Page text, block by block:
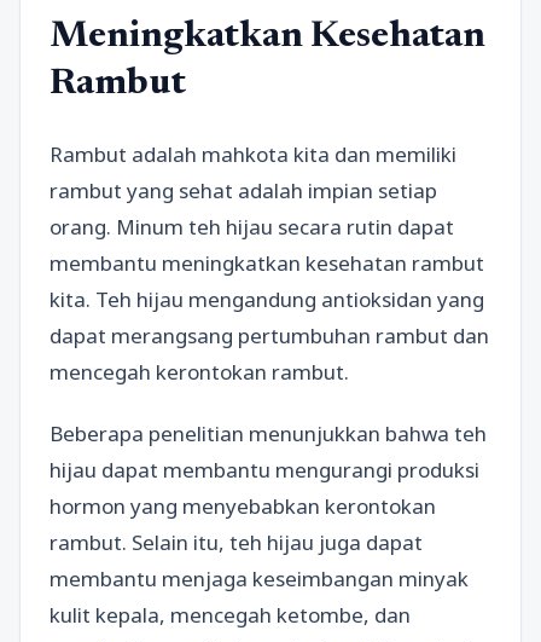
Meningkatkan Kesehatan
Rambut
Rambut adalah mahkota kita dan memiliki
rambut yang sehat adalah impian setiap
orang. Minum teh hijau secara rutin dapat
membantu meningkatkan kesehatan rambut
kita. Teh hijau mengandung antioksidan yang
dapat merangsang pertumbuhan rambut dan
mencegah kerontokan rambut.
Beberapa penelitian menunjukkan bahwa teh
hijau dapat membantu mengurangi produksi
hormon yang menyebabkan kerontokan
rambut. Selain itu, teh hijau juga dapat
membantu menjaga keseimbangan minyak
kulit kepala, mencegah ketombe, dan